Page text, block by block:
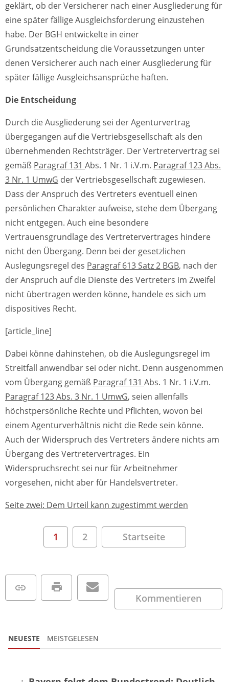
geklärt, ob der Versicherer nach einer Ausgliederung für
eine später fällige Ausgleichsforderung einzustehen
habe. Der BGH entwickelte in einer
Grundsatzentscheidung die Voraussetzungen unter
denen Versicherer auch nach einer Ausgliederung für
später fällige Ausgleichsansprüche haften.
Die Entscheidung
Durch die Ausgliederung sei der Agenturvertrag
übergegangen auf die Vertriebsgesellschaft als den
übernehmenden Rechtsträger. Der Vertretervertrag sei
gemäß Paragraf 131 Abs. 1 Nr. 1 i.V.m. Paragraf 123 Abs.
3 Nr. 1 UmwG der Vertriebsgesellschaft zugewiesen.
Dass der Anspruch des Vertreters eventuell einen
persönlichen Charakter aufweise, stehe dem Übergang
nicht entgegen. Auch eine besondere
Vertrauensgrundlage des Vertretervertrages hindere
nicht den Übergang. Denn bei der gesetzlichen
Auslegungsregel des Paragraf 613 Satz 2 BGB, nach der
der Anspruch auf die Dienste des Vertreters im Zweifel
nicht übertragen werden könne, handele es sich um
dispositives Recht.
[article_line]
Dabei könne dahinstehen, ob die Auslegungsregel im
Streitfall anwendbar sei oder nicht. Denn ausgenommen
vom Übergang gemäß Paragraf 131 Abs. 1 Nr. 1 i.V.m.
Paragraf 123 Abs. 3 Nr. 1 UmwG, seien allenfalls
höchstpersönliche Rechte und Pflichten, wovon bei
einem Agenturverhältnis nicht die Rede sein könne.
Auch der Widerspruch des Vertreters ändere nichts am
Übergang des Vertretervertrages. Ein
Widerspruchsrecht sei nur für Arbeitnehmer
vorgesehen, nicht aber für Handelsvertreter.
Seite zwei: Dem Urteil kann zugestimmt werden
1 2 Startseite
Kommentieren
NEUESTE MEISTGELESEN